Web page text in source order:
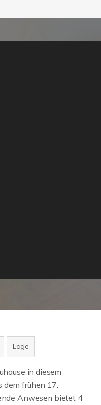
Lage
in diesem
dem frühen 17.
Anwesen bietet 4